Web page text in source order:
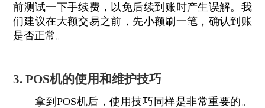
前测试一下手续费，以免后续到账时产生误解。我
们建议在大额交易之前，先小额刷一笔，确认到账
是否正常。
3. POS机的使用和维护技巧
拿到POS机后，使用技巧同样是非常重要的。